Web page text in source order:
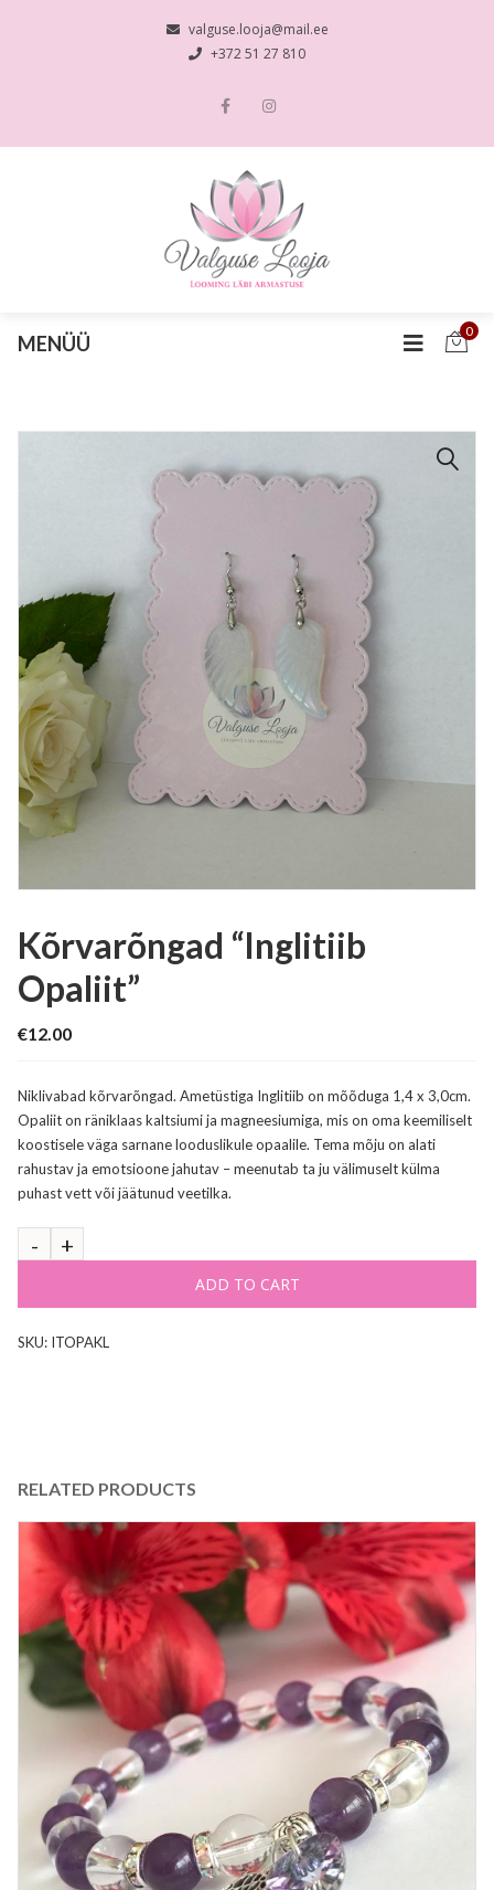
valguse.looja@mail.ee
+372 51 27 810
MENÜÜ
0
Kõrvarõngad “Inglitiib
Opaliit”
€12.00
Niklivabad kõrvarõngad. Ametüstiga Inglitiib on mõõduga 1,4 x 3,0cm.
Opaliit on räniklaas kaltsiumi ja magneesiumiga, mis on oma keemiliselt
koostisele väga sarnane looduslikule opaalile. Tema mõju on alati
rahustav ja emotsioone jahutav – meenutab ta ju välimuselt külma
puhast vett või jäätunud veetilka.
ADD TO CART
SKU: ITOPAKL
RELATED PRODUCTS